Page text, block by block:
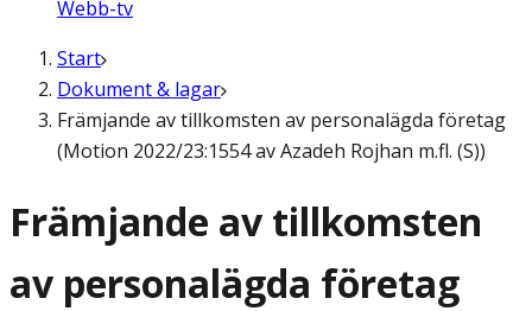
Webb-tv
Start
Dokument & lagar
Främjande av tillkomsten av personalägda företag
(Motion 2022/23:1554 av Azadeh Rojhan m.fl. (S))
Främjande av tillkomsten
av personalägda företag